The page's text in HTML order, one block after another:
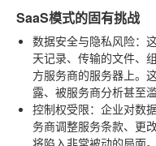
SaaS模式的固有挑战
数据安全与隐私风险：
天记录、传输的文件、
方服务商的服务器上。
露、被服务商分析甚至
控制权受限：企业对数
务商调整服务条款、更
将陷入非常被动的局面。